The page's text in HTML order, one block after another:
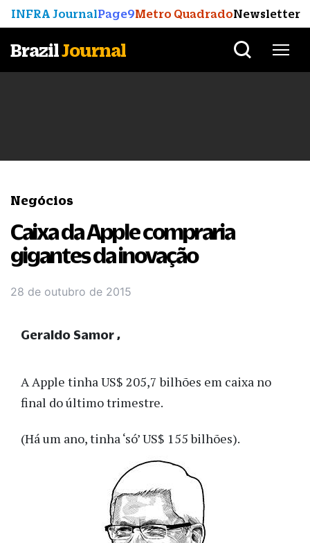
INFRA JournalPage9Metro QuadradoNewsletter
BrazilJournal
Negócios
Caixa da Apple compraria
gigantes da inovação
28 de outubro de 2015
A Apple tinha US$ 205,7 bilhões em caixa no
final do último trimestre.
(Há um ano, tinha ‘só’ US$ 155 bilhões).
Geraldo Samor